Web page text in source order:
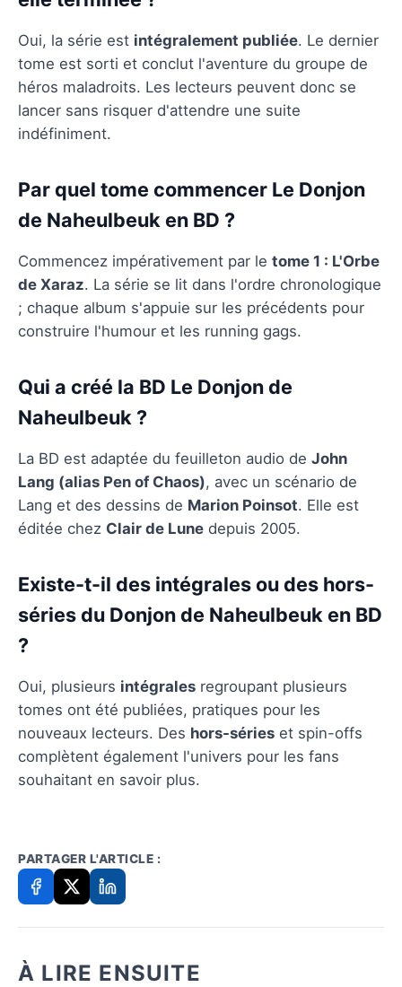
Oui, la série est intégralement publiée. Le dernier
tome est sorti et conclut l'aventure du groupe de
héros maladroits. Les lecteurs peuvent donc se
lancer sans risquer d'attendre une suite
indéfiniment.
Par quel tome commencer Le Donjon
de Naheulbeuk en BD ?
Commencez impérativement par le tome 1 : L'Orbe
de Xaraz. La série se lit dans l'ordre chronologique
; chaque album s'appuie sur les précédents pour
construire l'humour et les running gags.
Qui a créé la BD Le Donjon de
Naheulbeuk ?
La BD est adaptée du feuilleton audio de John
Lang (alias Pen of Chaos), avec un scénario de
Lang et des dessins de Marion Poinsot. Elle est
éditée chez Clair de Lune depuis 2005.
Existe-t-il des intégrales ou des hors-
séries du Donjon de Naheulbeuk en BD
?
Oui, plusieurs intégrales regroupant plusieurs
tomes ont été publiées, pratiques pour les
nouveaux lecteurs. Des hors-séries et spin-offs
complètent également l'univers pour les fans
souhaitant en savoir plus.
PARTAGER L'ARTICLE :
À LIRE ENSUITE